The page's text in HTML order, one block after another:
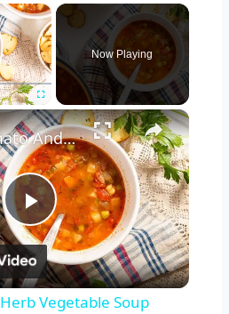
×
Fullscreen
Now Playing
×
Play
Video
Basic Tomato And Herb Vegetable Soup Recipe
Vegetable Soup